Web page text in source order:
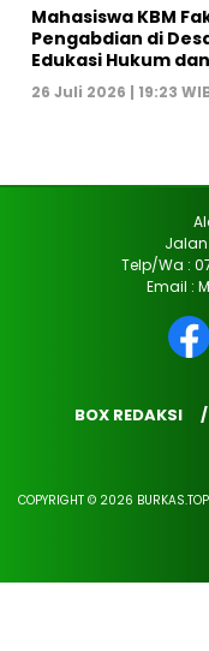
Mahasiswa KBM
Pengabdian di
Edukasi Hukum
26 Juli 2026 | 19:23
Jalan
Telp/Wa :
Email :
BOX REDAKSI
COPYRIGHT © 2026